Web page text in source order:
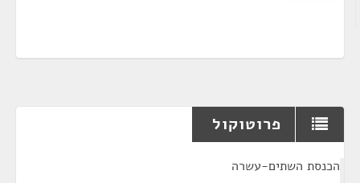
פרוטוקול
הכנסת השתים-עשרה